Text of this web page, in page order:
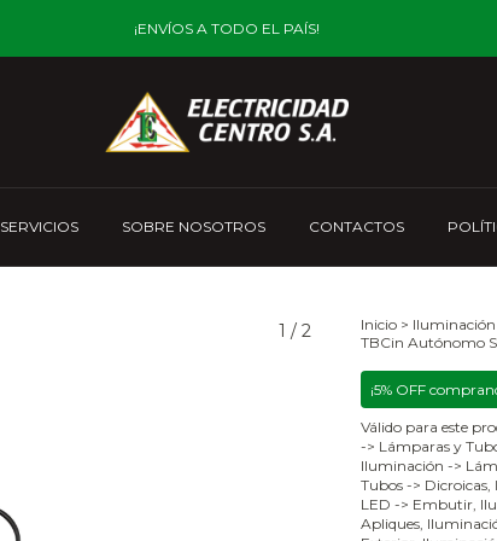
¡ENVÍOS A TODO EL PAÍS!
SERVICIOS SOBRE NOSOTROS CONTACTOS
1 / 2 Inicio > Iluminación
TBCin Autónomo
¡5% OFF
Válido para este
-> Lámparas y
Iluminación ->
Tubos ->
LED -> Embutir,
Apliques,